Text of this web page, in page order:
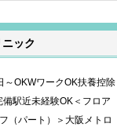
ック
～OKWワークOK扶養控除
備駅近未経験OK＜フロア
（パート）＞大阪メトロ